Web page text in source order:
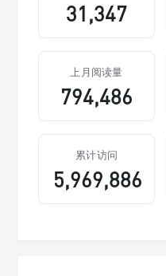
31,347
上月阅读量
794,486
累计访问
5,969,886